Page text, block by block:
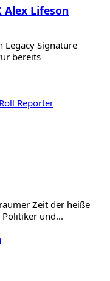
Alex Lifeson
Legacy Signature
bereits
Zeit der heiße
Politiker und...